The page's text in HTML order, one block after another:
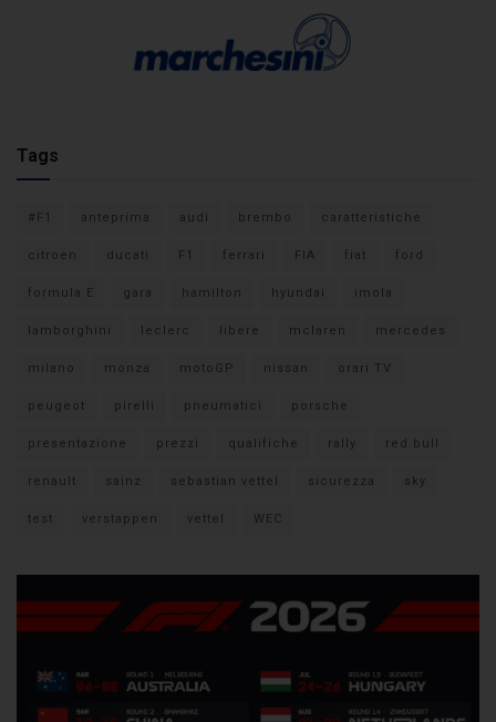
Tags
#F1 anteprima audi brembo caratteristiche
citroen ducati F1 ferrari FIA fiat ford
formula E gara hamilton hyundai imola
lamborghini leclerc libere mclaren mercedes
milano monza motoGP nissan orari TV
peugeot pirelli pneumatici porsche
presentazione prezzi qualifiche rally red bull
renault sainz sebastian vettel sicurezza sky
test verstappen vettel WEC